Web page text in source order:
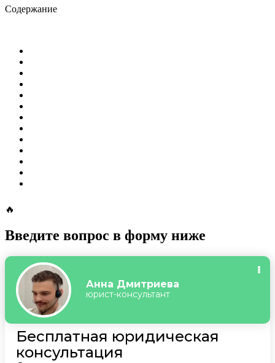
Содержание
🔥
Введите вопрос в форму ниже